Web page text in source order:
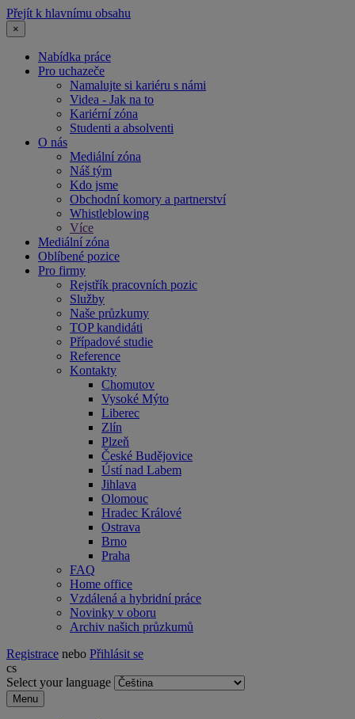
Přejít k hlavnímu obsahu
×
Nabídka práce
Pro uchazeče
Namalujte si kariéru s námi
Videa - Jak na to
Kariérní zóna
Studenti a absolventi
O nás
Mediální zóna
Náš tým
Kdo jsme
Obchodní komory a partnerství
Whistleblowing
Více
Mediální zóna
Oblíbené pozice
Pro firmy
Rejstřík pracovních pozic
Služby
Naše průzkumy
TOP kandidáti
Případové studie
Reference
Kontakty
Chomutov
Vysoké Mýto
Liberec
Zlín
Plzeň
České Budějovice
Ústí nad Labem
Jihlava
Olomouc
Hradec Králové
Ostrava
Brno
Praha
FAQ
Home office
Vzdálená a hybridní práce
Novinky v oboru
Archiv našich průzkumů
Registrace nebo Přihlásit se
cs
Select your language
Menu